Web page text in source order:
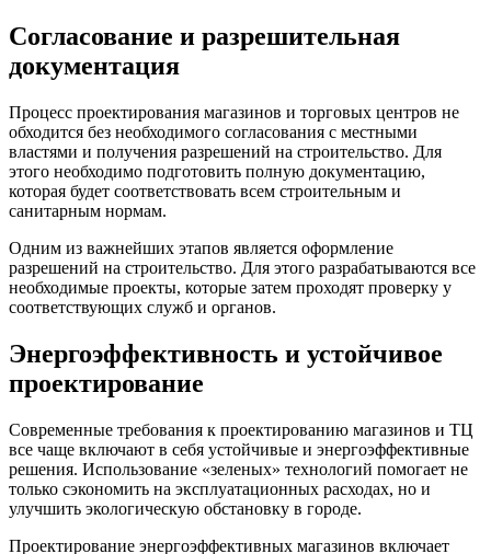
Согласование и разрешительная
документация
Процесс проектирования магазинов и торговых центров не
обходится без необходимого согласования с местными
властями и получения разрешений на строительство. Для
этого необходимо подготовить полную документацию,
которая будет соответствовать всем строительным и
санитарным нормам.
Одним из важнейших этапов является оформление
разрешений на строительство. Для этого разрабатываются все
необходимые проекты, которые затем проходят проверку у
соответствующих служб и органов.
Энергоэффективность и устойчивое
проектирование
Современные требования к проектированию магазинов и ТЦ
все чаще включают в себя устойчивые и энергоэффективные
решения. Использование «зеленых» технологий помогает не
только сэкономить на эксплуатационных расходах, но и
улучшить экологическую обстановку в городе.
Проектирование энергоэффективных магазинов включает